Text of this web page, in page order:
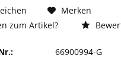
Merken
zum Artikel?
66900994-G